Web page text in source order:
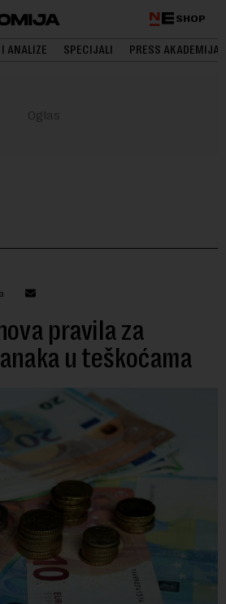
SHOP
ANALIZE SPECIJALI PRESS AKADEMIJA
pravila za
u teškoćama